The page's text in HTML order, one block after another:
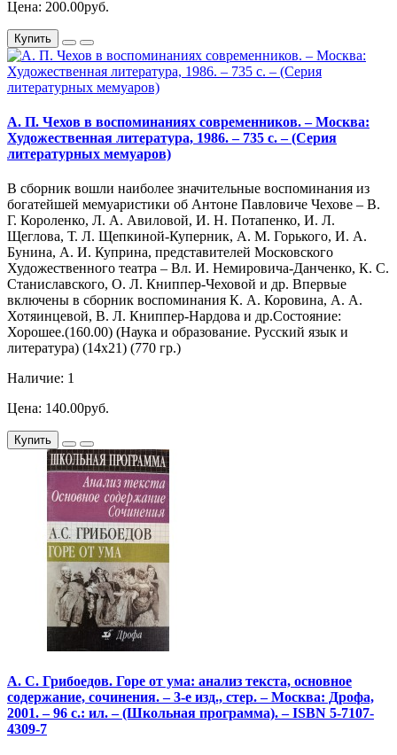
Цена: 200.00руб.
Купить
А. П. Чехов в воспоминаниях современников. – Москва:
Художественная литература, 1986. – 735 с. – (Серия
литературных мемуаров)
В сборник вошли наиболее значительные воспоминания из
богатейшей мемуаристики об Антоне Павловиче Чехове – В.
Г. Короленко, Л. А. Авиловой, И. Н. Потапенко, И. Л.
Щеглова, Т. Л. Щепкиной-Куперник, А. М. Горького, И. А.
Бунина, А. И. Куприна, представителей Московского
Художественного театра – Вл. И. Немировича-Данченко, К. С.
Станиславского, О. Л. Книппер-Чеховой и др. Впервые
включены в сборник воспоминания К. А. Коровина, А. А.
Хотяинцевой, В. Л. Книппер-Нардова и др.Состояние:
Хорошее.(160.00) (Наука и образование. Русский язык и
литература) (14х21) (770 гр.)
Наличие: 1
Цена: 140.00руб.
Купить
А. С. Грибоедов. Горе от ума: анализ текста, основное
содержание, сочинения. – 3-е изд., стер. – Москва: Дрофа,
2001. – 96 с.: ил. – (Школьная программа). – ISBN 5-7107-
4309-7